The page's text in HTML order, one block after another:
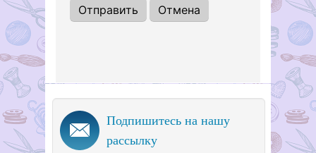
Подпишитесь на нашу
рассылку